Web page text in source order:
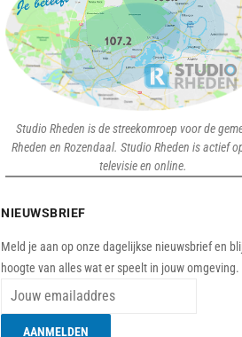
Studio Rheden is de streekomroep voor de
Rheden en Rozendaal. Studio Rheden is actief
televisie en online.
NIEUWSBRIEF
Meld je aan op onze dagelijkse nieuwsbrief en
hoogte van alles wat er speelt in jouw omgeving.